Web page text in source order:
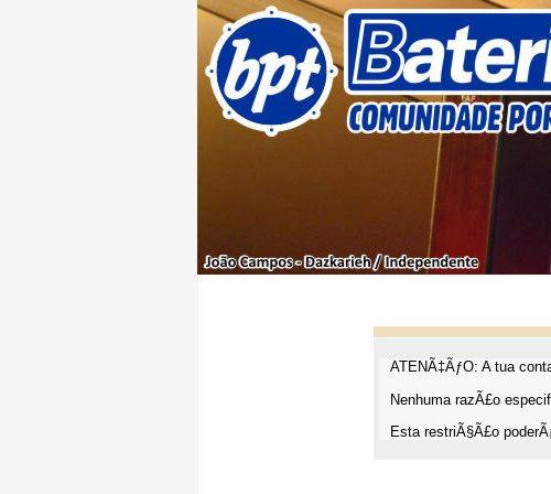
ATENÃ‡ÃƒO: A tua
Nenhuma razÃ£o
Esta restriÃ§Ã£o